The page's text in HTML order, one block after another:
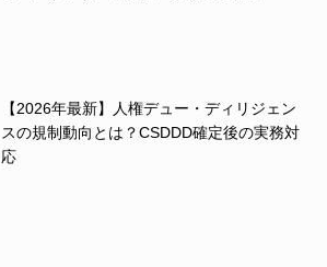
【2026年最新】人権デュー・ディリジェン
スの規制動向とは？CSDDD確定後の実務対
応